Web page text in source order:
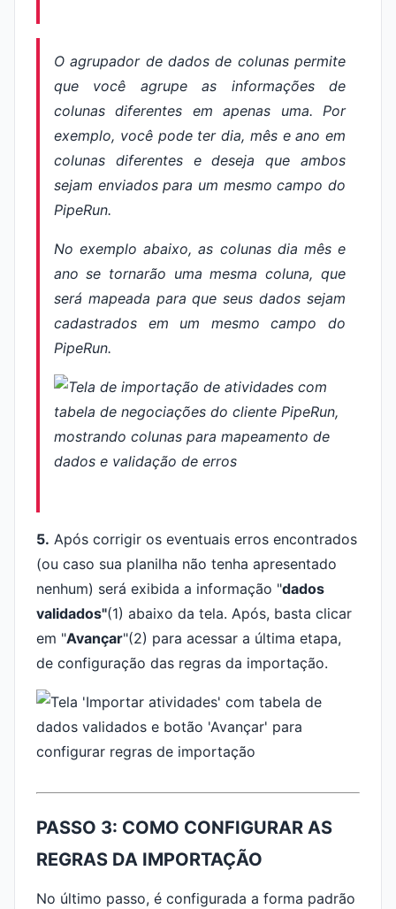
O agrupador de dados de colunas permite
que você agrupe as informações de
colunas diferentes em apenas uma. Por
exemplo, você pode ter dia, mês e ano em
colunas diferentes e deseja que ambos
sejam enviados para um mesmo campo do
PipeRun.
No exemplo abaixo, as colunas dia mês e
ano se tornarão uma mesma coluna, que
será mapeada para que seus dados sejam
cadastrados em um mesmo campo do
PipeRun.
5. Após corrigir os eventuais erros encontrados
(ou caso sua planilha não tenha apresentado
nenhum) será exibida a informação "dados
validados"(1) abaixo da tela. Após, basta clicar
em "Avançar"(2) para acessar a última etapa,
de configuração das regras da importação.
PASSO 3: COMO CONFIGURAR AS
REGRAS DA IMPORTAÇÃO
No último passo, é configurada a forma padrão